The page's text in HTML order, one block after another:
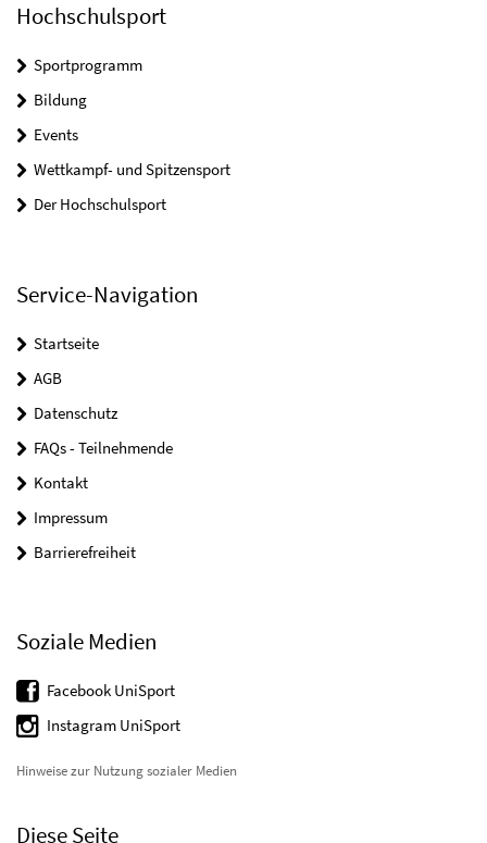
Hochschulsport
Sportprogramm
Bildung
Events
Wettkampf- und Spitzensport
Der Hochschulsport
Service-Navigation
Startseite
AGB
Datenschutz
FAQs - Teilnehmende
Kontakt
Impressum
Barrierefreiheit
Soziale Medien
Facebook UniSport
Instagram UniSport
Hinweise zur Nutzung sozialer Medien
Diese Seite